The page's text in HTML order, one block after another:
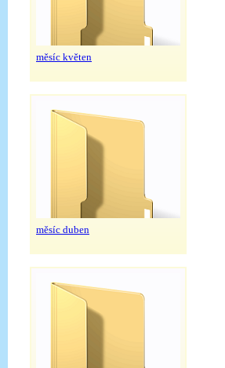
měsíc květen
měsíc duben